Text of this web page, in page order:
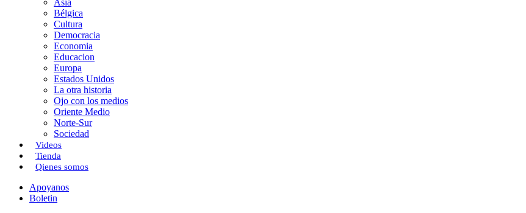
Asia
Bélgica
Cultura
Democracia
Economia
Educacion
Europa
Estados Unidos
La otra historia
Ojo con los medios
Oriente Medio
Norte-Sur
Sociedad
Videos
Tienda
Qienes somos
Apoyanos
Boletin